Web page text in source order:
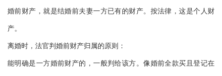
婚前财产，就是结婚前夫妻一方已有的财产。按法律，这是个人财
产。
离婚时，法官判婚前财产归属的原则：
能明确是一方婚前财产的，一般判给该方。像婚前全款买且登记在